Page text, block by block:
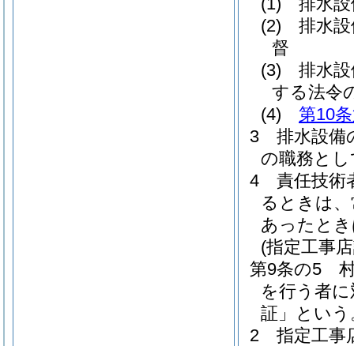
(2)
排水
督
(3)
排水
する法令
(4)
第10
3
排水設備
の職務と
4
責任技術
るときは
あったと
(指定工事
第9条の5
を行う者
証」という
2
指定工事